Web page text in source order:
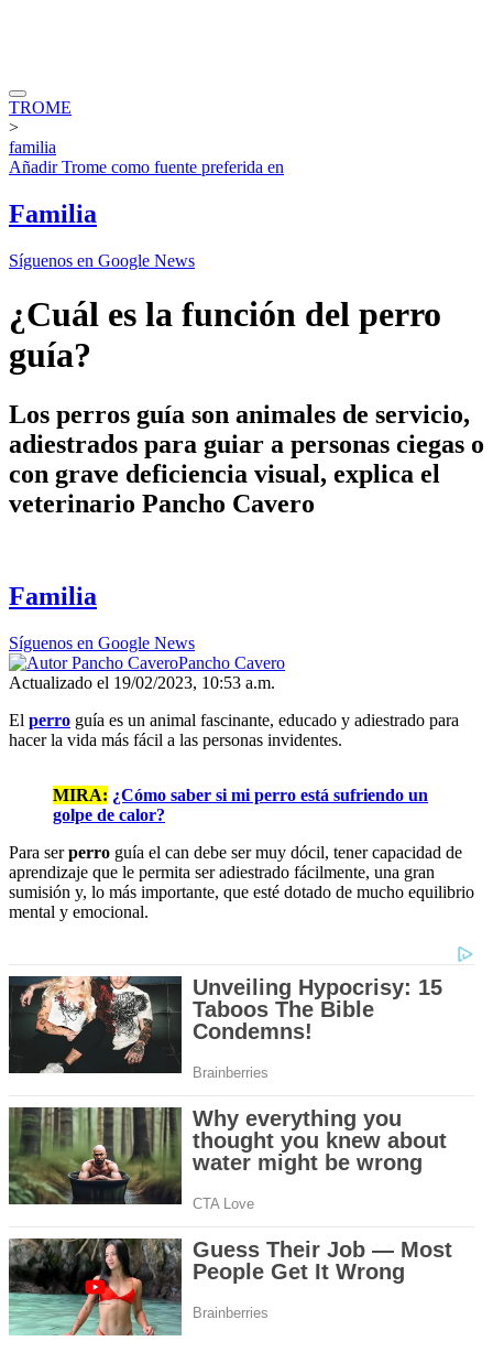
TROME
>
familia
AñadirTrome como fuente preferida en
Familia
Síguenos en Google News
¿Cuál es la función del perro
guía?
Los perros guía son animales de servicio,
adiestrados para guiar a personas ciegas o
con grave deficiencia visual, explica el
veterinario Pancho Cavero
Familia
Síguenos en Google News
Pancho Cavero
Actualizado el 19/02/2023, 10:53 a.m.
El perro guía es un animal fascinante, educado y adiestrado para
hacer la vida más fácil a las personas invidentes.
MIRA: ¿Cómo saber si mi perro está sufriendo un
golpe de calor?
Para serperro guía el can debe ser muy dócil, tener capacidad de
aprendizaje que le permita ser adiestrado fácilmente, una gran
sumisión y, lo más importante, que esté dotado de mucho equilibrio
mental y emocional.